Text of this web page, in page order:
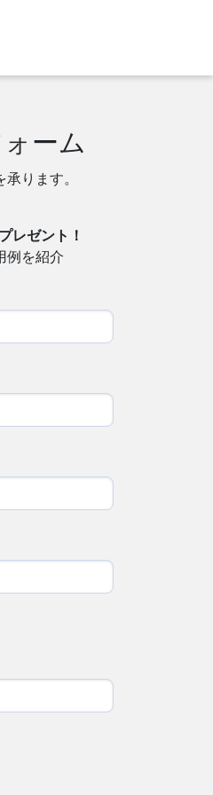
ーム
ります。
レゼント！
例を紹介